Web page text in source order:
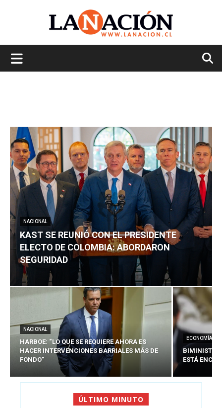
NACIONAL
KAST SE REUNIÓ CON EL PRESIDENTE
ELECTO DE COLOMBIA: ABORDARON
SEGURIDAD
NACIONAL
HARBOE: “LO QUE SE REQUIERE AHORA ES
HACER INTERVENCIONES BARRIALES MÁS DE
FONDO”
ECONOMÍA
BIMINISTRO
ESTÁ
ÚLTIMO MINUTO